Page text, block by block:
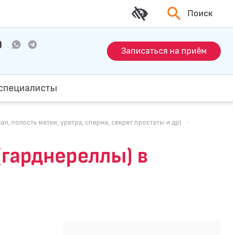
Поиск
Записаться на приём
полость матки, уретра, сперма, секрет простаты и др)
·
в